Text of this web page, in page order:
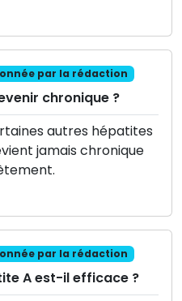
par la rédaction
chronique ?
autres hépatites
jamais chronique
par la rédaction
A est-il efficace ?